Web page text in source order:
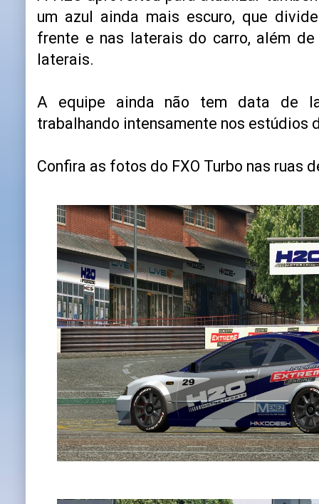
um azul ainda mais escuro, que
frente e nas laterais do carro, além de
laterais.
A equipe ainda não tem data de
trabalhando intensamente nos estúdios
Confira as fotos do FXO Turbo nas ruas